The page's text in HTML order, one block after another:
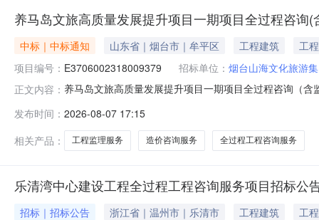
养马岛文旅高质量发展提升项目一期项目全过程咨询
中标｜中标通知 山东省｜烟台市｜牟平区 工程建筑
工程
项目编号： E3706002318009379 招标单位： 烟台山海文化旅游
正文内容： 养马岛文旅高质量发展提升项目一期项目全过程咨询（
岛景区建设规模项目位于烟台市养马岛旅游度假区及其
客信息服务及智慧导览系统、消
发布时间： 2026-08-07 17:15
相关产品：
工程监理服务 造价咨询服务 全过程工程咨询服务
乐清湾中心建设工程全过程工程咨询服务项目招标公
招标｜招标公告 浙江省｜温州市｜乐清市 工程建筑
工程